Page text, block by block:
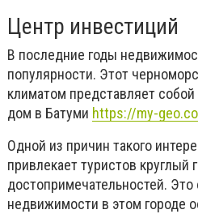
Центр инвестиций
В последние годы
популярности. Этот
климатом представляет
дом в Батуми https://my-
Одной из причин такого
привлекает туристов
достопримечательностей.
недвижимости в этом городе